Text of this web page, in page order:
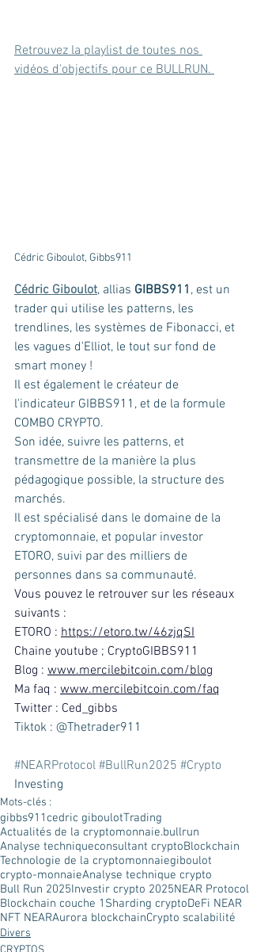
Retrouvez la playlist de toutes nos
vidéos d'objectifs pour ce BULLRUN.
Cédric Giboulot, Gibbs911
Cédric Giboulot, allias GIBBS911 , est un
trader qui utilise les patterns, les
trendlines, les systèmes de Fibonacci, et
les vagues d'Elliot, le tout sur fond de
smart money !
Il est également le créateur de
l'indicateur GIBBS911, et de la formule
COMBO CRYPTO.
Son idée, suivre les patterns, et
transmettre de la manière la plus
pédagogique possible, la structure des
marchés.
Il est spécialisé dans le domaine de la
cryptomonnaie, et popular investor
ETORO, suivi par des milliers de
personnes dans sa communauté.
Vous pouvez le retrouver sur les réseaux
suivants :
ETORO : https://etoro.tw/46zjqSI
Chaine youtube ; CryptoGIBBS911
Blog : www.mercilebitcoin.com/blog
Ma faq : www.mercilebitcoin.com/faq
Twitter : Ced_gibbs
Tiktok : @Thetrader911
#NEARProtocol #BullRun2025 #Crypto
Investing
Mots-clés :
gibbs911 cedric giboulotTrading
Actualités de la cryptomonnaie.bullrun
Analyse techniqueconsultant cryptoBlockchain
Technologie de la cryptomonnaiegiboulot
crypto-monnaieAnalyse technique crypto
Bull Run 2025Investir crypto 2025NEAR Protocol
Blockchain couche 1 Sharding cryptoDeFi NEAR
NFT NEARAurora blockchainCrypto scalabilité
Divers